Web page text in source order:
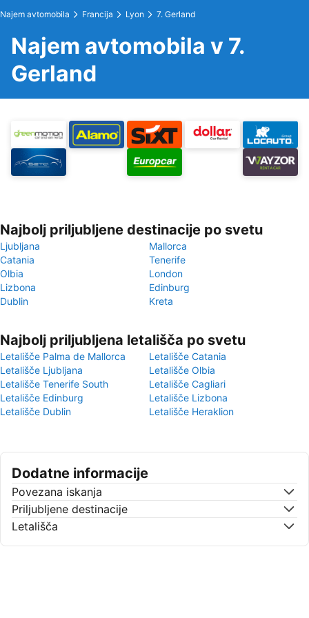
Najem avtomobila Francija Lyon 7. Gerland
Najem avtomobila v 7.
Gerland
Najbolj priljubljene destinacije po svetu
Ljubljana
Mallorca
Catania
Tenerife
Olbia
London
Lizbona
Edinburg
Dublin
Kreta
Najbolj priljubljena letališča po svetu
Letališče Palma de Mallorca
Letališče Catania
Letališče Ljubljana
Letališče Olbia
Letališče Tenerife South
Letališče Cagliari
Letališče Edinburg
Letališče Lizbona
Letališče Dublin
Letališče Heraklion
Dodatne informacije
Povezana iskanja
Priljubljene destinacije
Letališča